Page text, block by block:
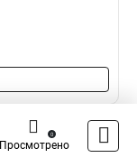
Просмотрено
0